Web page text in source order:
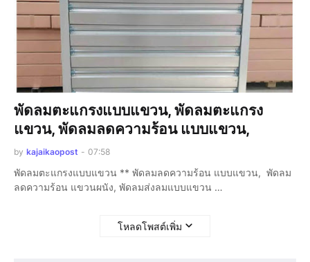
พัดลมตะแกรงแบบแขวน, พัดลมตะแกรง
แขวน, พัดลมลดความร้อน แบบแขวน,
by kajaikaopost - 07:58
พัดลมตะแกรงแบบแขวน ** พัดลมลดความร้อน แบบแขวน, พัดลม
ลดความร้อน แขวนผนัง, พัดลมส่งลมแบบแขวน …
โหลดโพสต์เพิ่ม